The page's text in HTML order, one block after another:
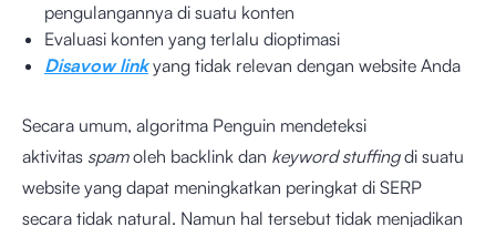
pengulangannya di suatu konten
Evaluasi konten yang terlalu dioptimasi
Disavow linkyang tidak relevan dengan website Anda
Secara umum, algoritma Penguin mendeteksi
aktivitas spamoleh backlink dan keyword stuffingdi suatu
website yang dapat meningkatkan peringkat di SERP
secara tidak natural. Namun hal tersebut tidak menjadikan